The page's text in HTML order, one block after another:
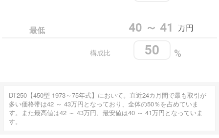
最低 40 ～ 41 万円
%
50
構成比
DT250【450型 1973～75年式】において。直近24カ月間で最も取引が
多い価格帯は42 ～ 43万円となっており、全体の50％を占めていま
す。また最高値は42 ～ 43万円、最安値は40 ～ 41万円となっていま
す。